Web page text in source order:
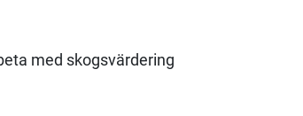
med skogsvärdering